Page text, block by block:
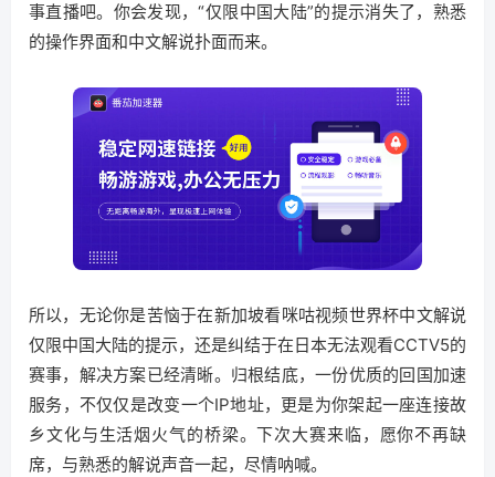
事直播吧。你会发现，“仅限中国大陆”的提示消失了，熟悉
的操作界面和中文解说扑面而来。
所以，无论你是苦恼于在新加坡看咪咕视频世界杯中文解说
仅限中国大陆的提示，还是纠结于在日本无法观看CCTV5的
赛事，解决方案已经清晰。归根结底，一份优质的回国加速
服务，不仅仅是改变一个IP地址，更是为你架起一座连接故
乡文化与生活烟火气的桥梁。下次大赛来临，愿你不再缺
席，与熟悉的解说声音一起，尽情呐喊。